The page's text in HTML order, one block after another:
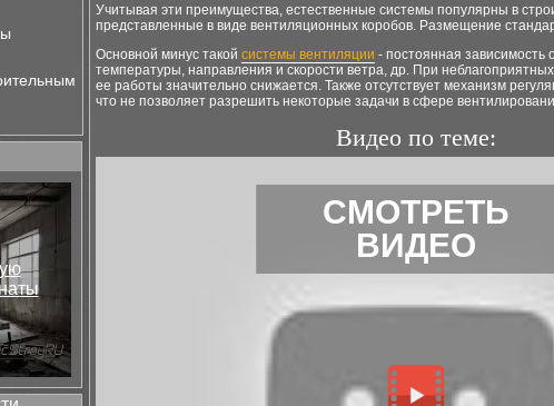
Учитывая эти преимущества, естественные системы популярны в
представленные в виде вентиляционных коробов. Размещение
Основной минус такой системы вентиляции - постоянная зависимость
температуры, направления и скорости ветра, др. При
ее работы значительно снижается. Также отсутствует механизм
что не позволяет разрешить некоторые задачи в сфере
Видео по теме:
СМОТРЕТЬ
ВИДЕО